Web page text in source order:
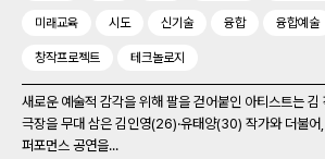
미래교육 시도 신기술 융합 융합예술
창작프로젝트 테크놀로지
새로운 예술적 감각을 위해 팔을 걷어붙인 아티스트는
극장을 무대 삼은 김인영(26)‧유태양(30) 작가와 더불
퍼포먼스 공연을...